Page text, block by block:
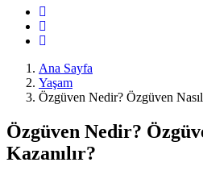
Ana Sayfa
Yaşam
Özgüven Nedir? Özgüven Nasıl
Özgüven Nedir?
Kazanılır?